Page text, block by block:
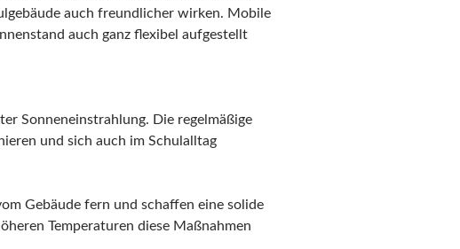
auch freundlicher wirken. Mobile
auch ganz flexibel aufgestellt
Sonneneinstrahlung. Die regelmäßige
und sich auch im Schulalltag
Gebäude fern und schaffen eine solide
Temperaturen diese Maßnahmen